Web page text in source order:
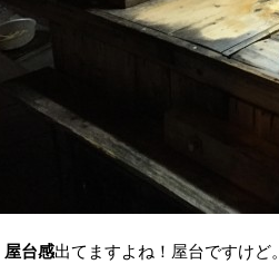
屋台感出てますよね！屋台ですけど。